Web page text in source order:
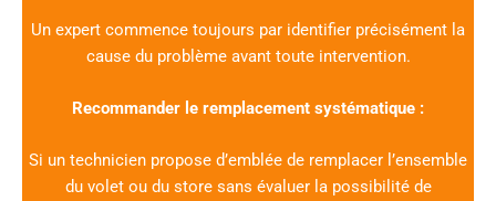
Un expert commence toujours par identifier précisément la
cause du problème avant toute intervention.
Recommander le remplacement systématique :
Si un technicien propose d’emblée de remplacer l’ensemble
du volet ou du store sans évaluer la possibilité de